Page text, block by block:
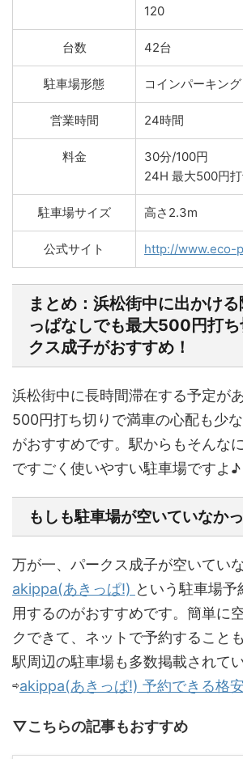
120
台数 42台
駐車場形態 コインパーキング
営業時間 24時間
料金
30分/100円
24H 最大500円
駐車場サイズ 高さ2.3m
公式サイト http://www.eco-
まとめ：浜松街中に出かけ
っぱなしでも最大500円打
クス成子がおすすめ！
浜松街中に長時間滞在する予定が
500円打ち切りで満車の心配も少
がおすすめです。駅からもそんな
ですごく使いやすい駐車場ですよ♪
もしも駐車場が空いていなか
万が一、パークス成子が空いてい
akippa(あきっぱ!) という駐車場
用するのがおすすめです。簡単に
クできて、ネットで予約すること
駅周辺の駐車場も多数掲載されてい
⇨akippa(あきっぱ!) 予約できる格
▽こちらの記事もおすすめ